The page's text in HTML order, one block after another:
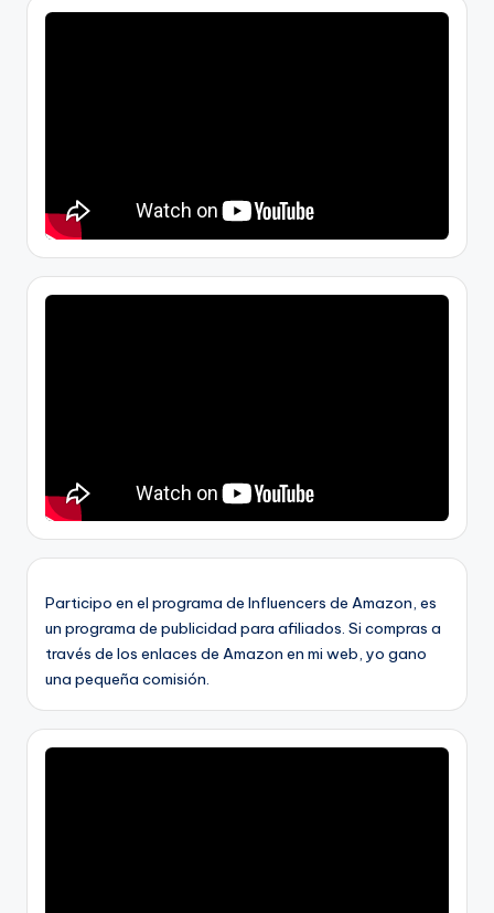
Participo en el programa de Influencers de Amazon, es
un programa de publicidad para afiliados. Si compras a
través de los enlaces de Amazon en mi web, yo gano
una pequeña comisión.